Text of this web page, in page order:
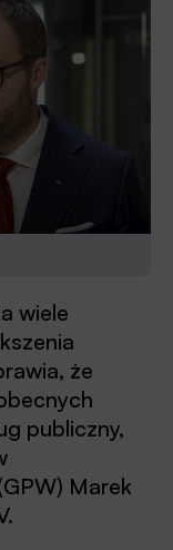
wiele
że
publiczny,
Marek